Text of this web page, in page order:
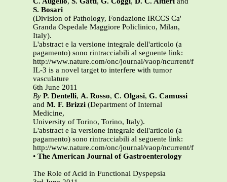
S. Bosari
(Division of Pathology, Fondazione IRCCS Ca'
Granda Ospedale Maggiore Policlinico, Milan,
Italy).
L'abstract e la versione integrale dell'articolo (a
pagamento) sono rintracciabili al seguente link:
http://www.nature.com/onc/journal/vaop/ncurrent/full/
IL-3 is a novel target to interfere with tumor
vasculature
6th June 2011
By P. Dentelli, A. Rosso, C. Olgasi, G. Camussi
and M. F. Brizzi (Department of Internal
Medicine,
University of Torino, Torino, Italy).
L'abstract e la versione integrale dell'articolo (a
pagamento) sono rintracciabili al seguente link:
http://www.nature.com/onc/journal/vaop/ncurrent/full/
• The American Journal of Gastroenterology
The Role of Acid in Functional Dyspepsia